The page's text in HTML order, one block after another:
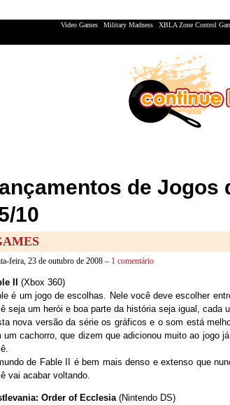
Video Games Military Madness
XBLA Zone Control
de Jogos
10
feira, 23 de outubro de 2008 – 1 comentário
II
(Xbox 360)
é um jogo de escolhas. Nele você deve escolher
seja um herói e boa parte da história seja igual, cada
nova versão da série os gráficos e o som está
um cachorro, que dizem que adicionou muito ao jogo
de Fable II é bem mais denso e extenso que
vai acabar voltando.
Order of Ecclesia(Nintendo DS)